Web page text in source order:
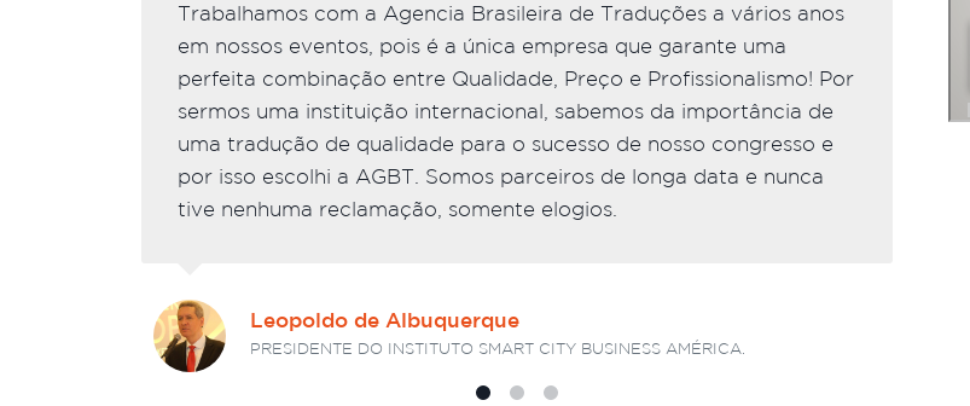
Trabalhamos com a Agencia Brasileira de Traduções a vários anos
em nossos eventos, pois é a única empresa que garante uma
perfeita combinação entre Qualidade, Preço e Profissionalismo! Por
sermos uma instituição internacional, sabemos da importância de
uma tradução de qualidade para o sucesso de nosso congresso e
por isso escolhi a AGBT. Somos parceiros de longa data e nunca
tive nenhuma reclamação, somente elogios.
Leopoldo de Albuquerque
PRESIDENTE DO INSTITUTO SMART CITY BUSINESS AMÉRICA.